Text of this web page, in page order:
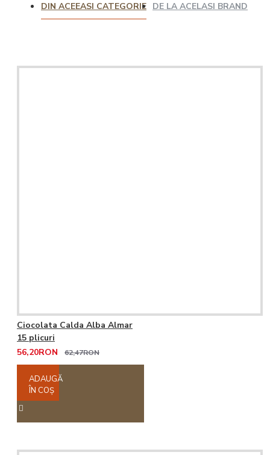
DIN ACEEASI CATEGORIE DE LA ACELASI BRAND
Ciocolata Calda Alba Almar
15 plicuri
56,20RON
62,47RON
ADAUGĂ
ÎN COŞ